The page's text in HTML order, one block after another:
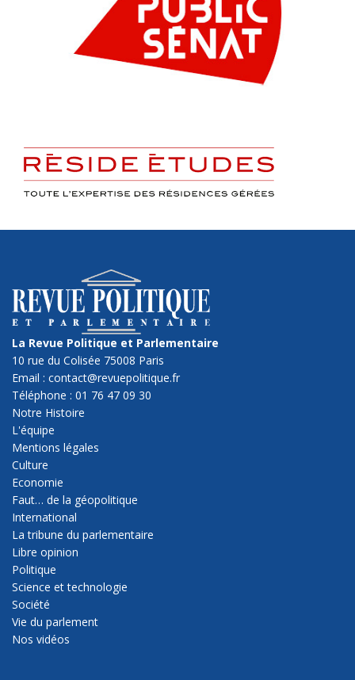
La Revue Politique et Parlementaire
10 rue du Colisée 75008 Paris
Email : contact@revuepolitique.fr
Téléphone : 01 76 47 09 30
Notre Histoire
L'équipe
Mentions légales
Culture
Economie
Faut… de la géopolitique
International
La tribune du parlementaire
Libre opinion
Politique
Science et technologie
Société
Vie du parlement
Nos vidéos